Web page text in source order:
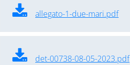
allegato-1-due-mari.pdf
det-00738-08-05-2023.pdf